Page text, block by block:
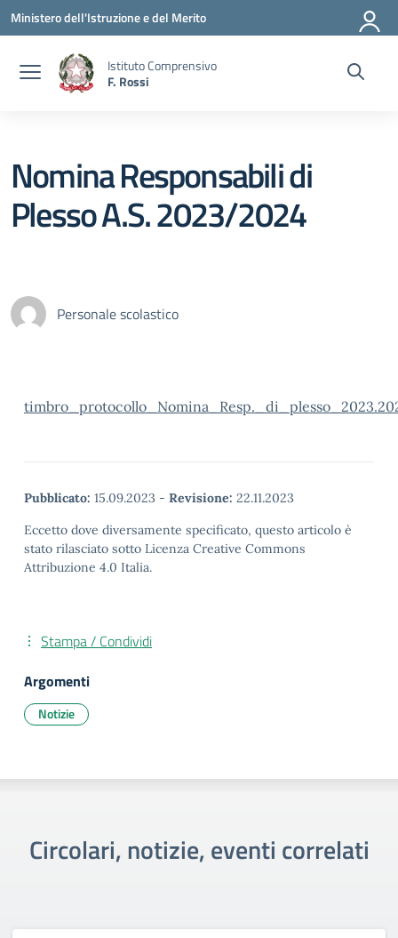
Vai ai contenuti
Vai al menu di navigazione
Vai al footer
Ministero dell'Istruzione e del Merito
Istituto Comprensivo
F. Rossi
Nomina Responsabili di
Plesso A.S. 2023/2024
Personale scolastico
Pubblicato: 15.09.2023 - Revisione: 22.11.2023
Eccetto dove diversamente specificato, questo articolo è
stato rilasciato sotto Licenza Creative Commons
Attribuzione 4.0 Italia.
Stampa / Condividi
Argomenti
Notizie
Circolari, notizie, eventi correlati